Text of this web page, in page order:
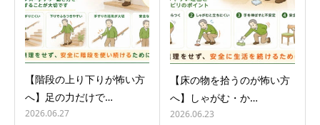
【階段の上り下りが怖い方
へ】足の力だけで…
2026.06.27
【床の物を拾うのが怖い方
へ】しゃがむ・か…
2026.06.23